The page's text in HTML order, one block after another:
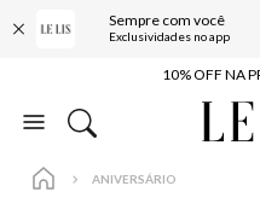
Sempre com você
Exclusividades no app
10% OFF NA
COMPRE
ANIVERSÁRIO